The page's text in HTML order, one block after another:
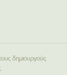
δημιουργούς